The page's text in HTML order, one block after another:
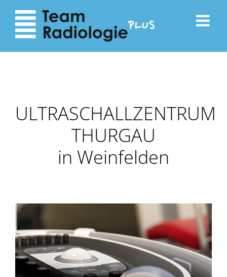
zum
Inhalt
Navigation
ULTRASCHALLZENTRUM
THURGAU
in Weinfelden